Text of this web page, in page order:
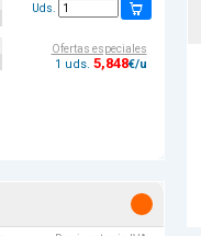
Uds.
Ofertas especiales
1 uds. 5,848€/u